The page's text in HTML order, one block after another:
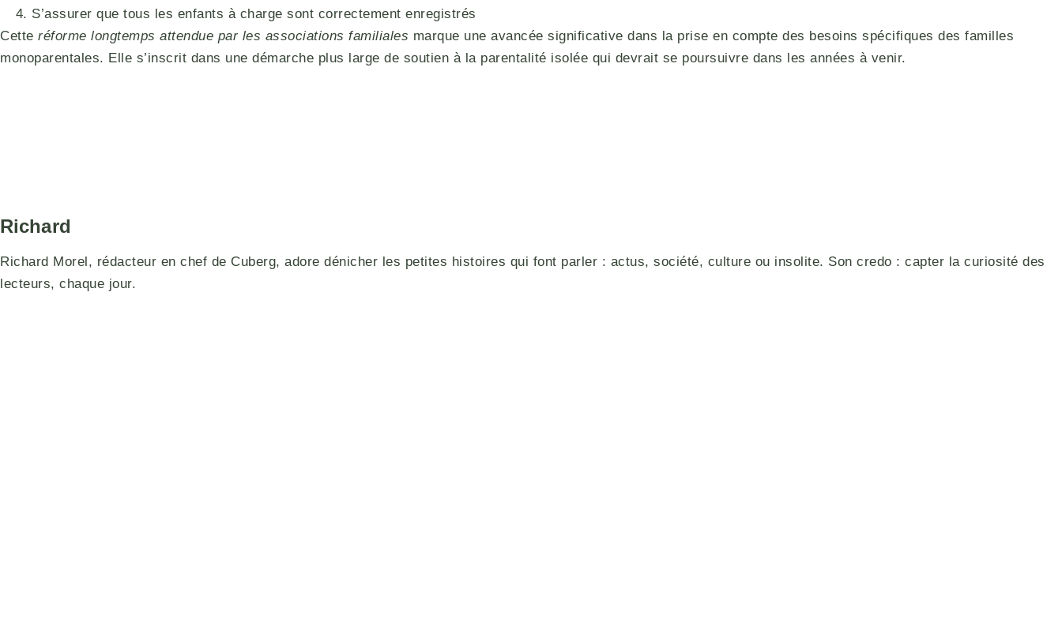
S’assurer que tous les enfants à charge sont correctement enregistrés
Cette réforme longtemps attendue par les associations familiales marque une avancée significative dans la prise en compte des besoins spécifiques des familles
monoparentales. Elle s’inscrit dans une démarche plus large de soutien à la parentalité isolée qui devrait se poursuivre dans les années à venir.
Richard
Richard Morel, rédacteur en chef de Cuberg, adore dénicher les petites histoires qui font parler : actus, société, culture ou insolite. Son credo : capter la curiosité des
lecteurs, chaque jour.